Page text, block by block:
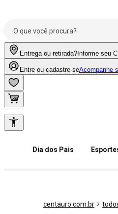
Entrega ou retirada? Informe seu
Entre ou cadastre-seAcompanhe
Dia dos Pais
centauro.com.br